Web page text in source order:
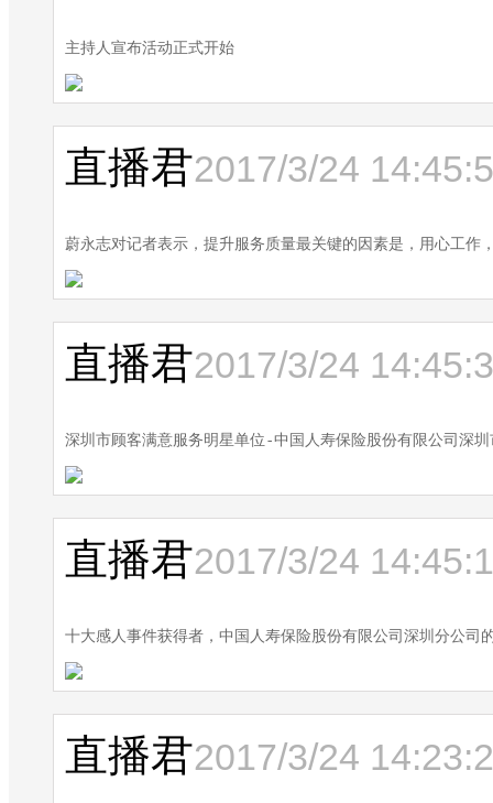
主持人宣布活动正式开始
直播君2017/3/24
蔚永志对记者表示，提升服务质量最关键的因素是，用心工
直播君2017/3/24
深圳市顾客满意服务明星单位-中国人寿保险股份有限公司深
直播君2017/3/24
十大感人事件获得者，中国人寿保险股份有限公司深圳分公司
直播君2017/3/24